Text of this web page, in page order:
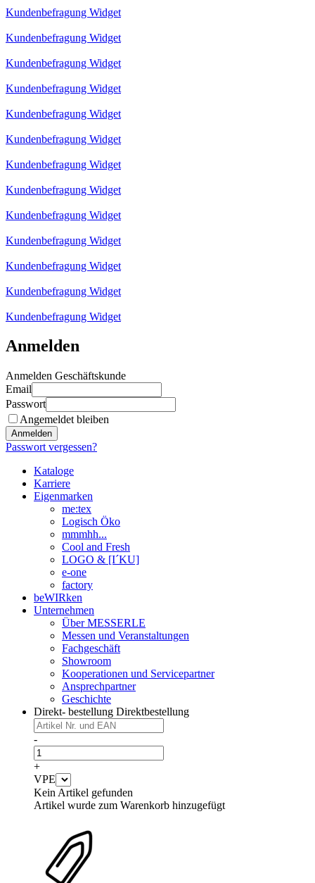
Kundenbefragung Widget
Kundenbefragung Widget
Kundenbefragung Widget
Kundenbefragung Widget
Kundenbefragung Widget
Kundenbefragung Widget
Kundenbefragung Widget
Kundenbefragung Widget
Kundenbefragung Widget
Kundenbefragung Widget
Kundenbefragung Widget
Kundenbefragung Widget
Kundenbefragung Widget
Anmelden
Anmelden Geschäftskunde
Email
Passwort
Angemeldet bleiben
Anmelden
Passwort vergessen?
Kataloge
Karriere
Eigenmarken
me:tex
Logisch Öko
mmmhh...
Cool and Fresh
LOGO & [I´KU]
e-one
factory
beWIRken
Unternehmen
Über MESSERLE
Messen und Veranstaltungen
Fachgeschäft
Showroom
Kooperationen und Servicepartner
Ansprechpartner
Geschichte
Direkt- bestellung Direktbestellung
-
+
VPE
Kein Artikel gefunden
Artikel wurde zum Warenkorb hinzugefügt